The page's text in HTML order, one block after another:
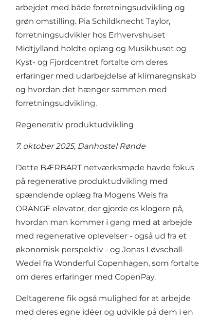
arbejdet med både forretningsudvikling og
grøn omstilling. Pia Schildknecht Taylor,
forretningsudvikler hos Erhvervshuset
Midtjylland holdte oplæg og Musikhuset og
Kyst- og Fjordcentret fortalte om deres
erfaringer med udarbejdelse af klimaregnskab
og hvordan det hænger sammen med
forretningsudvikling.
Regenerativ produktudvikling
7. oktober 2025, Danhostel Rønde
Dette BÆRBART netværksmøde havde fokus
på regenerative produktudvikling med
spændende oplæg fra Mogens Weis fra
ORANGE elevator, der gjorde os klogere på,
hvordan man kommer i gang med at arbejde
med regenerative oplevelser - også ud fra et
økonomisk perspektiv - og Jonas Løvschall-
Wedel fra Wonderful Copenhagen, som fortalte
om deres erfaringer med CopenPay.
Deltagerene fik også mulighed for at arbejde
med deres egne idéer og udvikle på dem i en